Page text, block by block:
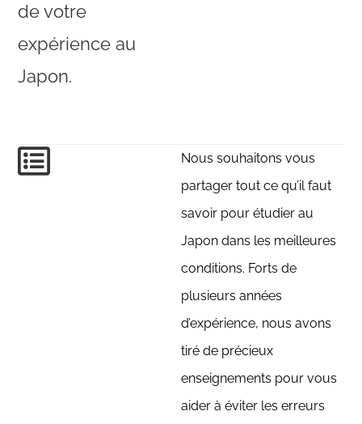
de votre
expérience au
Japon.
Nous souhaitons vous
partager tout ce qu’il faut
savoir pour étudier au
Japon dans les meilleures
conditions. Forts de
plusieurs années
d’expérience, nous avons
tiré de précieux
enseignements pour vous
aider à éviter les erreurs